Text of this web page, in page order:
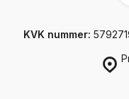
KVK nummer: